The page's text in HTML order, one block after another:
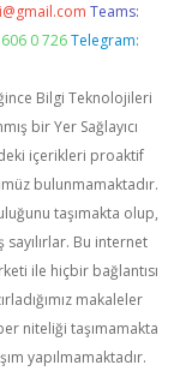
Teams:
0 726 Telegram:
Bilgi Teknolojileri
bir Yer Sağlayıcı
içerikleri proaktif
bulunmamaktadır.
taşımakta olup,
Bu internet
ile hiçbir bağlantısı
makaleler
niteliği taşımamakta
yapılmamaktadır.